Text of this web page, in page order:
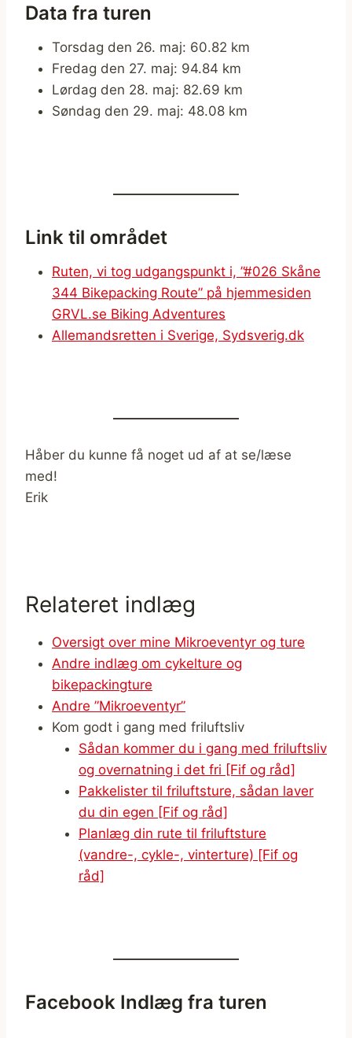
Data fra turen
Torsdag den 26. maj: 60.82 km
Fredag den 27. maj: 94.84 km
Lørdag den 28. maj: 82.69 km
Søndag den 29. maj: 48.08 km
Link til området
Ruten, vi tog udgangspunkt i, ”#026 Skåne
344 Bikepacking Route” på hjemmesiden
GRVL.se Biking Adventures
Allemandsretten i Sverige, Sydsverig.dk
Håber du kunne få noget ud af at se/læse
med!
Erik
Relateret indlæg
Oversigt over mine Mikroeventyr og ture
Andre indlæg om cykelture og
bikepackingture
Andre ”Mikroeventyr”
Kom godt i gang med friluftsliv
Sådan kommer du i gang med friluftsliv
og overnatning i det fri [Fif og råd]
Pakkelister til friluftsture, sådan laver
du din egen [Fif og råd]
Planlæg din rute til friluftsture
(vandre-, cykle-, vinterture) [Fif og
råd]
Facebook Indlæg fra turen